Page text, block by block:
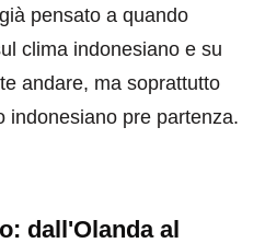
pensato a quando
clima indonesiano e su
andare, ma soprattutto
indonesiano pre partenza.
dall'Olanda al